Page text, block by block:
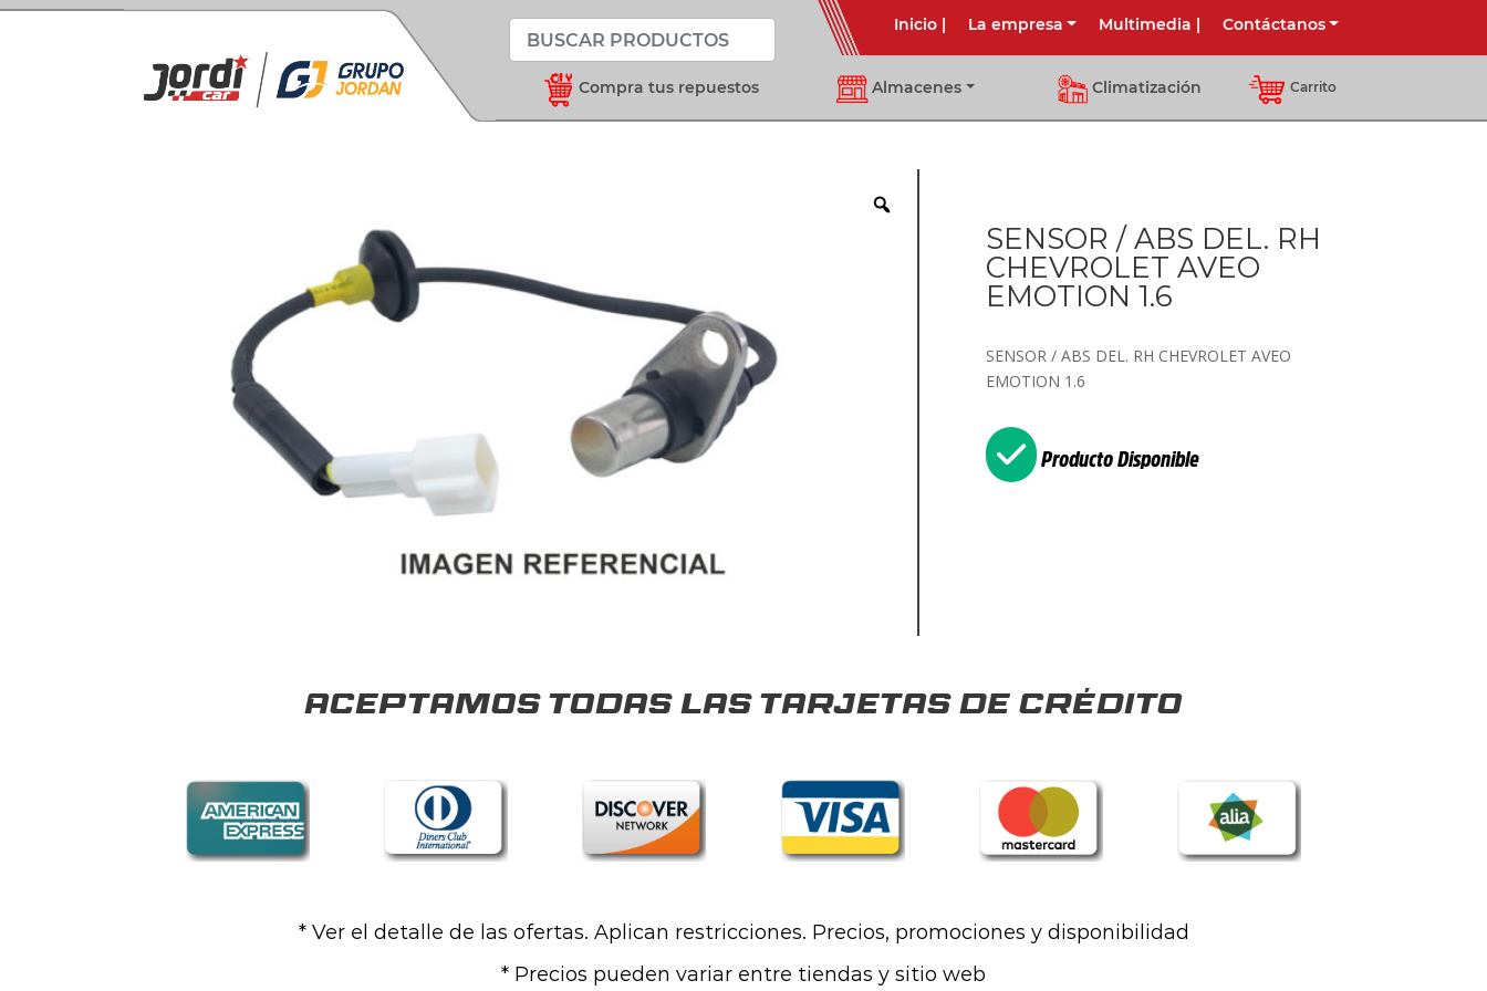
Inicio| La empresa Multimedia | Contáctanos
Compra tus repuestos Almacenes Climatización Carrito
SENSOR / ABS DEL. RH
CHEVROLET AVEO
EMOTION 1.6
SENSOR / ABS DEL. RH CHEVROLET AVEO
EMOTION 1.6
Producto Disponible
Aceptamos todas las tarjetas de crédito
* Ver el detalle de las ofertas. Aplican restricciones. Precios, promociones y disponibilidad
* Precios pueden variar entre tiendas y sitio web